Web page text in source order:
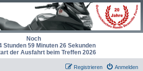
Noch
Stunden 59 Minuten 26 Sekunden
der Ausfahrt beim Treffen 2026
Anmelden
Registrieren